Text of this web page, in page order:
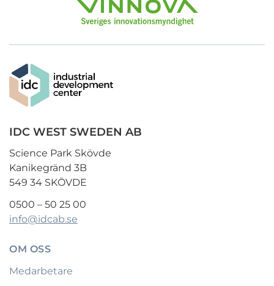
IDC WEST SWEDEN AB
Science Park Skövde
Kanikegränd 3B
549 34 SKÖVDE
0500 – 50 25 00
info@idcab.se
OM OSS
Medarbetare